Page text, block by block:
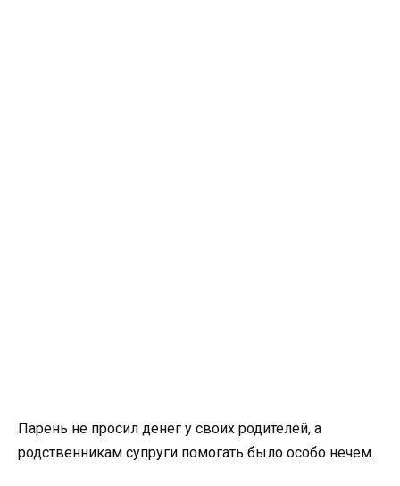
Парень не просил денег у своих родителей, а
родственникам супруги помогать было особо нечем.